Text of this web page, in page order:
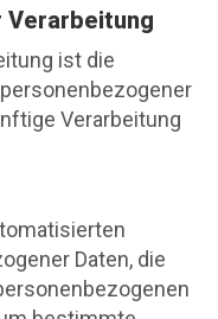
ist die
Verarbeitung
Daten, die